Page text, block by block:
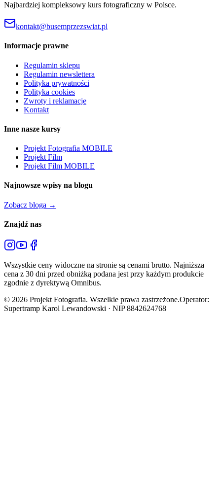
Najbardziej kompleksowy kurs fotograficzny w Polsce.
kontakt@busemprzezswiat.pl
Informacje prawne
Regulamin sklepu
Regulamin newslettera
Polityka prywatności
Polityka cookies
Zwroty i reklamacje
Kontakt
Inne nasze kursy
Projekt Fotografia MOBILE
Projekt Film
Projekt Film MOBILE
Najnowsze wpisy na blogu
Zobacz bloga →
Znajdź nas
Wszystkie ceny widoczne na stronie są cenami brutto. Najniższa
cena z 30 dni przed obniżką podana jest przy każdym produkcie
zgodnie z dyrektywą Omnibus.
© 2026 Projekt Fotografia. Wszelkie prawa zastrzeżone.Operator:
Supertramp Karol Lewandowski · NIP 8842624768